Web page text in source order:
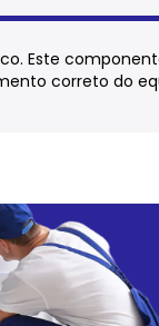
Este
correto do